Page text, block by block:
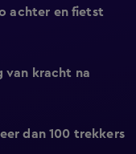
achter en fietst
van kracht na
dan 100 trekkers